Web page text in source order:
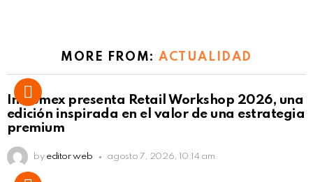
MORE FROM:ACTUALIDAD
Intcomex presenta Retail Workshop 2026, una
edición inspirada en el valor de una estrategia
premium
by editor web agosto 7, 2026, 10:14 am